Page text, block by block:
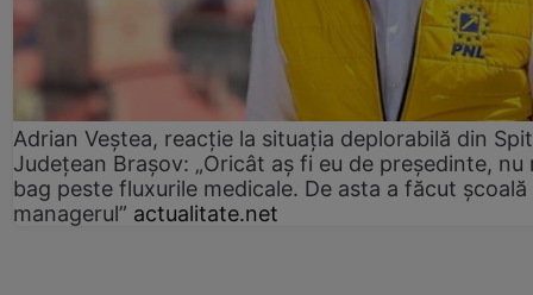
Adrian Veștea, reacție la situația deplorabilă din
Județean Brașov: „Oricât aș fi eu de președinte, nu
bag peste fluxurile medicale. De asta a făcut școală
managerul” actualitate.net